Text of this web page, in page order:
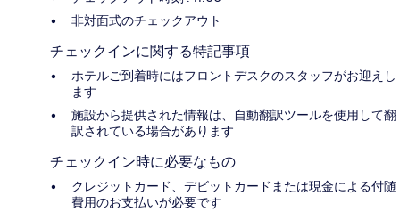
非対面式のチェックアウト
チェックインに関する特記事項
ホテルご到着時にはフロントデスクのスタッフがお迎えし
ます
施設から提供された情報は、自動翻訳ツールを使用して翻
訳されている場合があります
チェックイン時に必要なもの
クレジットカード、デビットカードまたは現金による付随
費用のお支払いが必要です